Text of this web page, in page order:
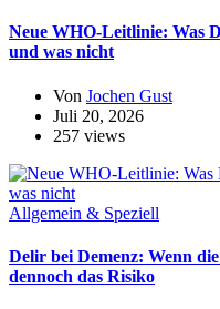
Neue WHO-Leitlinie: Was
und was nicht
Von Jochen Gust
Juli 20, 2026
257 views
Allgemein & Speziell
Delir bei Demenz: Wenn
dennoch das Risiko